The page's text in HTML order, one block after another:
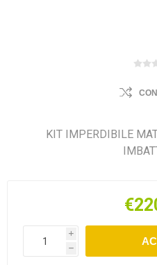
KIT IMPERDIBILE
i
h